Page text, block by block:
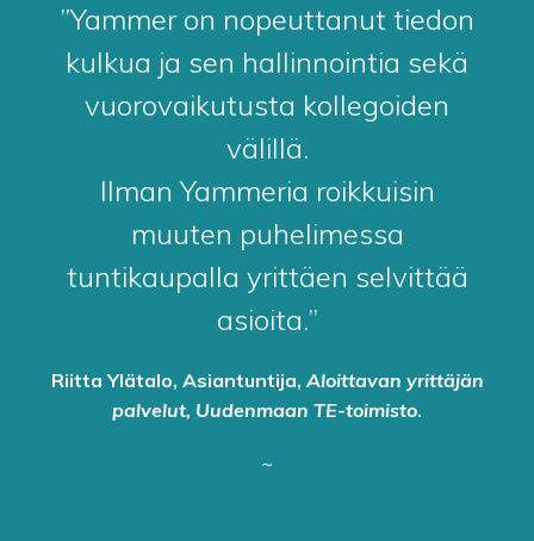
”Yammer on nopeuttanut tiedon
kulkua ja sen hallinnointia sekä
vuorovaikutusta kollegoiden
välillä.
Ilman Yammeria roikkuisin
muuten puhelimessa
tuntikaupalla yrittäen selvittää
asioita.”
Riitta Ylätalo, Asiantuntija, Aloittavan yrittäjän
palvelut, Uudenmaan TE-toimisto.
~